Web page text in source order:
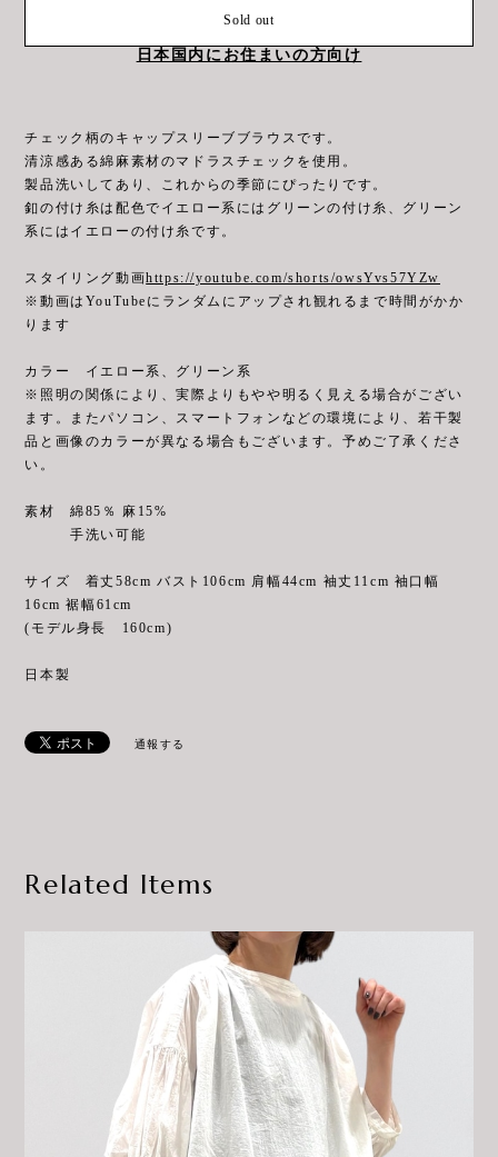
Sold out
日本国内にお住まいの方向け
チェック柄のキャップスリーブブラウスです。
清涼感ある綿麻素材のマドラスチェックを使用。
製品洗いしてあり、これからの季節にぴったりです。
釦の付け糸は配色でイエロー系にはグリーンの付け糸、グリーン
系にはイエローの付け糸です。
スタイリング動画https://youtube.com/shorts/owsYvs57YZw
※動画はYouTubeにランダムにアップされ観れるまで時間がかか
ります
カラー イエロー系、グリーン系
※照明の関係により、実際よりもやや明るく見える場合がござい
ます。またパソコン、スマートフォンなどの環境により、若干製
品と画像のカラーが異なる場合もございます。予めご了承くださ
い。
素材 綿85％ 麻15%
手洗い可能
サイズ 着丈58cm バスト106cm 肩幅44cm 袖丈11cm 袖口幅
16cm 裾幅61cm
(モデル身長 160cm)
日本製
通報する
Related Items